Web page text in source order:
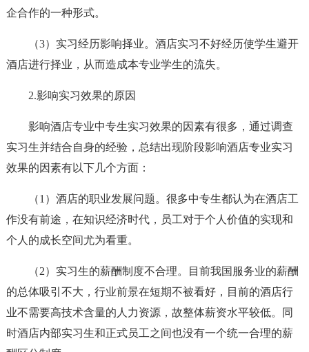
企合作的一种形式。
（3）实习经历影响择业。酒店实习不好经历使学生避开
酒店进行择业，从而造成本专业学生的流失。
2.影响实习效果的原因
影响酒店专业中专生实习效果的因素有很多，通过调查
实习生并结合自身的经验，总结出现阶段影响酒店专业实习
效果的因素有以下几个方面：
（1）酒店的职业发展问题。很多中专生都认为在酒店工
作没有前途，在知识经济时代，员工对于个人价值的实现和
个人的成长空间尤为看重。
（2）实习生的薪酬制度不合理。目前我国服务业的薪酬
的总体吸引不大，行业前景在短期不被看好，目前的酒店行
业不需要高技术含量的人力资源，故整体薪资水平较低。同
时酒店内部实习生和正式员工之间也没有一个统一合理的薪